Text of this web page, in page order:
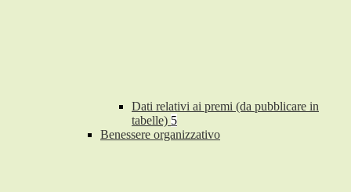
Dati relativi ai premi (da pubblicare in
tabelle) 5
Benessere organizzativo